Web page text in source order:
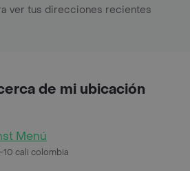
ver tus direcciones recientes
de mi ubicación
Menú
cali colombia